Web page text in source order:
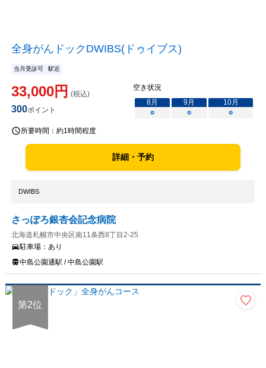
全身がんドックDWIBS(ドゥイブス)
当月受診可 駅近
33,000円 (税込)
300ポイント
空き状況
8月 9月 10月
○
○ ○
所要時間： 約1時間程度
詳細・予約
DWIBS
さっぽろ銀杏会記念病院
北海道札幌市中央区南11条西8丁目2-25
駐車場： あり
中島公園通駅 / 中島公園駅
第2位